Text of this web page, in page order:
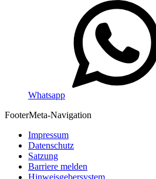
Whatsapp
FooterMeta-Navigation
Impressum
Datenschutz
Satzung
Barriere melden
Hinweisgebersystem